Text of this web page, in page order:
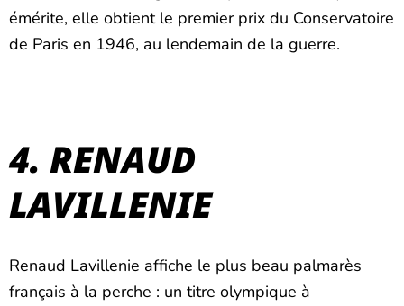
émérite, elle obtient le premier prix du Conservatoire
de Paris en 1946, au lendemain de la guerre.
4. RENAUD
LAVILLENIE
Renaud Lavillenie affiche le plus beau palmarès
français à la perche : un titre olympique à